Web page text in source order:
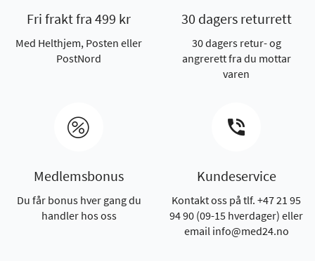
Fri frakt fra 499 kr
Med Helthjem, Posten eller
PostNord
30 dagers returrett
30 dagers retur- og
angrerett fra du mottar
varen
Medlemsbonus
Du får bonus hver gang du
handler hos oss
Kundeservice
Kontakt oss på tlf. +47 21 95
94 90 (09-15 hverdager) eller
email info@med24.no